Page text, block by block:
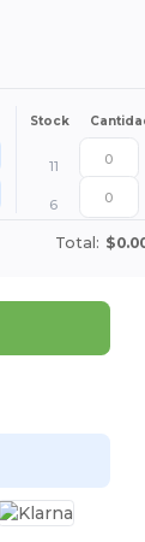
Stock
11
6
Total: